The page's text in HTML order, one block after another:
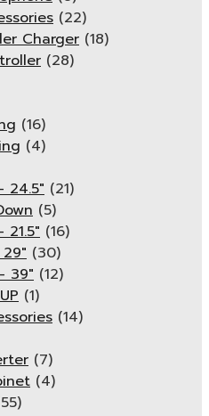
(22)
Charger (18)
(28)
(16)
(4)
24.5" (21)
(5)
(16)
(30)
39" (12)
(1)
(14)
(7)
(4)